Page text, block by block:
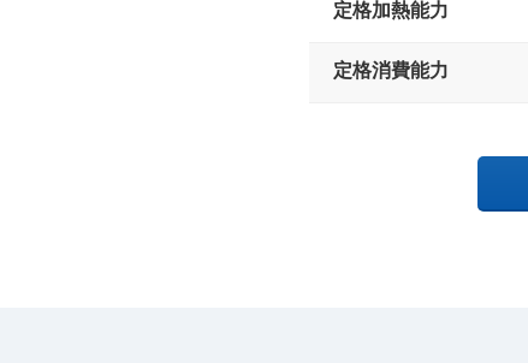
定格加熱能力
定格消費能力